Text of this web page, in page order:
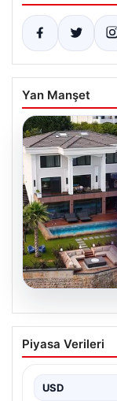
Yan Manşet
08.08.2026
Salah’ın
villa belli
Piyasa Verileri
USD